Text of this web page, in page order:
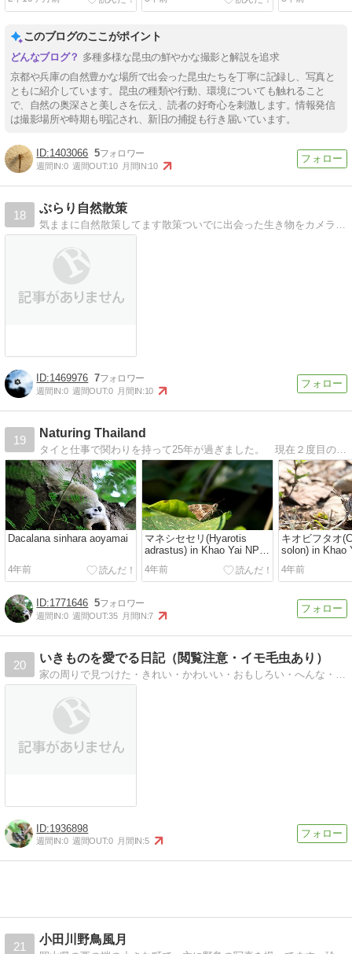
このブログのここがポイント
多種多様な昆虫の鮮やかな撮影と解説を追求
京都や兵庫の自然豊かな場所で出会った昆虫たちを丁寧に記録し、写真と
ともに紹介しています。昆虫の種類や行動、環境についても触れること
で、自然の奥深さと美しさを伝え、読者の好奇心を刺激します。情報発信
は撮影場所や時期も明記され、新旧の捕捉も行き届いています。
1403066 5
週間IN:0 週間OUT:10 月間IN:10
18
ぶらり自然散策
1469976 7
週間IN:0 週間OUT:0 月間IN:10
19
Naturing Thailand
タイと仕事で関わりを持って25年が過ぎました。 現在２度目の駐在中です。 遺跡や仏像を中心に撮っていましたが、最近は健康のために始めたトレッキング中に撮るよ…
Dacalana sinhara aoyamai
4年前
マネシセセリ(Hyarotis
adrastus) in Khao Yai NP
Jan’2016
4年前
キオビフタオ
solon) in Khao
Jan'2016
4年前
1771646 5
週間IN:0 週間OUT:35 月間IN:7
20
いきものを愛でる日記（閲覧注意・イモ毛虫あり）
1936898
週間IN:0 週間OUT:0 月間IN:5
21
小田川野鳥風月